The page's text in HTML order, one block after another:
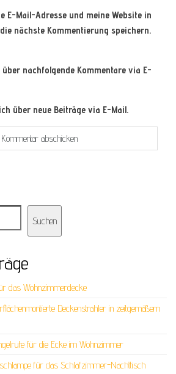
E-Mail-Adresse und meine Website in
nächste Kommentierung speichern.
nachfolgende Kommentare via E-
über neue Beiträge via E-Mail.
Suchen
das Wohnzimmerdecke
Deckenstrahler in zeitgemäßem
für die Ecke im Wohnzimmer
für das Schlafzimmer-Nachttisch